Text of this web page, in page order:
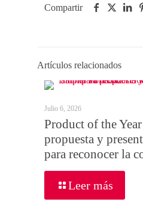
Compartir
Artículos relacionados
Julio 6, 2026
Product of the
propuesta y
para reconocer la
Leer más